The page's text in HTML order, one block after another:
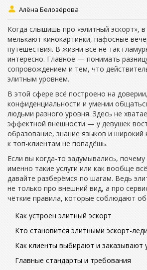
Алёна Белозёрова
Когда слышишь про «элитный эскорт»,
мелькают кинокартинки, пафосные
путешествия. В жизни всё не так
интересно. Главное — понимать
сопровождением и тем, что
элитным уровнем.
В этой сфере всё построено на доверии,
конфиденциальности и умении
людьми разного уровня. Здесь не
эффектной внешности — у девушек
образование, знание языков и широкий
к топ-клиентам не попадёшь.
Если вы когда-то задумывались,
именно такие услуги или как вообще
давайте разберёмся по шагам. Ведь
не только про внешний вид, а про
чёткие правила, которые соблюдают
Как устроен элитный эскорт
Кто становится элитными эскорт-леди
Как клиенты выбирают и заказывают
Главные стандарты и требования